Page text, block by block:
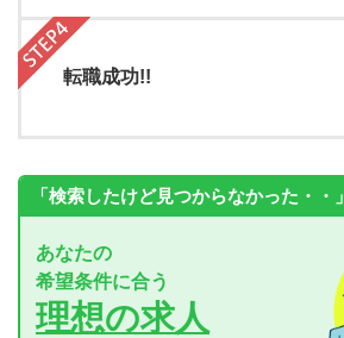
転職成功!!
「検索したけど見つからなかった・・」
あなたの
希望条件に合う
理想の求人